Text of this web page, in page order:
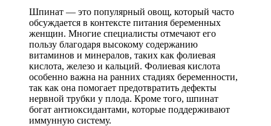
Шпинат — это популярный овощ, который часто
обсуждается в контексте питания беременных
женщин. Многие специалисты отмечают его
пользу благодаря высокому содержанию
витаминов и минералов, таких как фолиевая
кислота, железо и кальций. Фолиевая кислота
особенно важна на ранних стадиях беременности,
так как она помогает предотвратить дефекты
нервной трубки у плода. Кроме того, шпинат
богат антиоксидантами, которые поддерживают
иммунную систему.